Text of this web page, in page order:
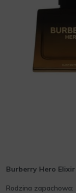
Burberry Hero
Rodzina zapachowa: